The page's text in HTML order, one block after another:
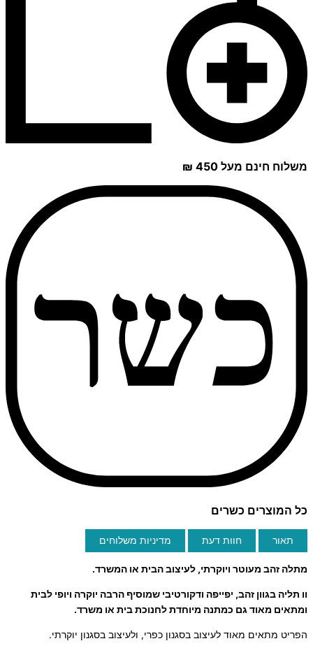
משלוח חינם מעל 450 ₪
כל המוצרים כשרים
תאור חוות דעת מדיניות משלוחים
מתלה זהב מעוטר ויוקרתי, לעיצוב הבית או המשרד.
וו תליה בגוון זהב, יפייפה ודקורטיבי שמוסיף הרבה יוקרה ויופי לבית
ומתאים מאוד גם כמתנה מיוחדת לחנוכת בית או משרד.
הפריט מתאים מאוד לעיצוב בסגנון כפרי, ולעיצוב בסגנון יוקרתי.